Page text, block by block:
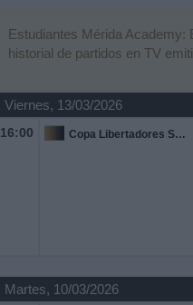
Estudiantes Mérida Academy:
historial de partidos en TV
Viernes, 13/03/2026
16:00 Copa Libertadores Sub-20
Martes, 10/03/2026